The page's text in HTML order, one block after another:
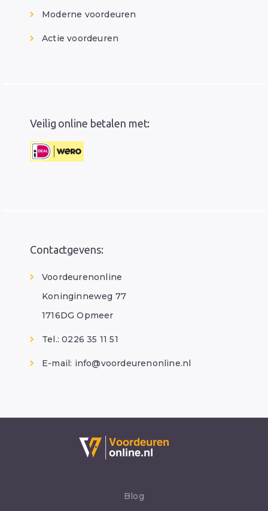
Moderne voordeuren
Actie voordeuren
Veilig online betalen met:
Contactgevens:
Voordeurenonline
Koninginneweg 77
1716DG Opmeer
Tel.: 0226 35 11 51
E-mail: info@voordeurenonline.nl
Blog